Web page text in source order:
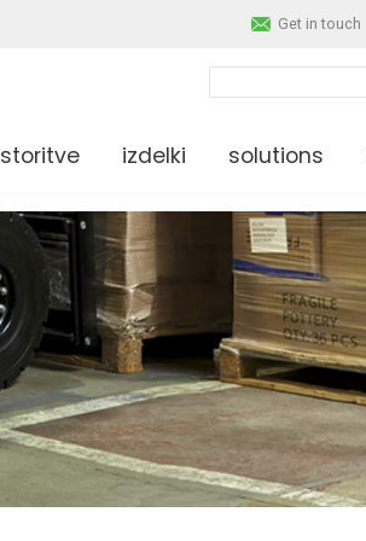
Get in touch
storitve izdelki solutions